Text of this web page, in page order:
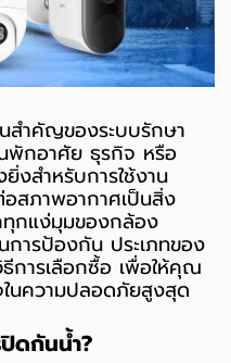
สำคัญของระบบรักษา
พักอาศัย ธุรกิจ หรือ
งสำหรับการใช้งาน
สภาพอากาศเป็นสิ่ง
ทุกแง่มุมของกล้อง
ารป้องกัน ประเภทของ
การเลือกซื้อ เพื่อให้คุณ
นความปลอดภัยสูงสุด
ดกันน้ำ?